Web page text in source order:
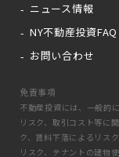
ニュース情報
NY不動産投資FAQ
お問い合わせ
免責事項
不動産投資には、一般的
リスク、取引コスト等に
ク、賃料下落によるリス
リスク、テナントの建物